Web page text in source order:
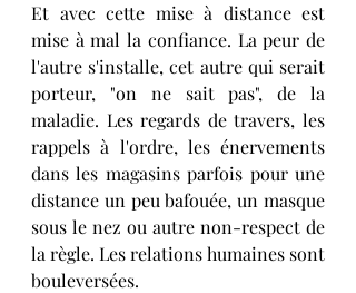
Et avec cette mise à distance est
mise à mal la confiance. La peur de
l'autre s'installe, cet autre qui serait
porteur, "on ne sait pas", de la
maladie. Les regards de travers, les
rappels à l'ordre, les énervements
dans les magasins parfois pour une
distance un peu bafouée, un masque
sous le nez ou autre non-respect de
la règle. Les relations humaines sont
bouleversées.